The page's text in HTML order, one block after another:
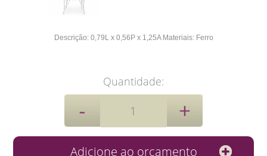
Descrição: 0,79L x 0,56P x 1,25A Materiais: Ferro
Quantidade: